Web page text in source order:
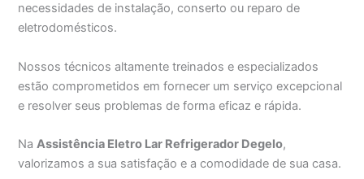
necessidades de instalação, conserto ou reparo de
eletrodomésticos.
Nossos técnicos altamente treinados e especializados
estão comprometidos em fornecer um serviço excepcional
e resolver seus problemas de forma eficaz e rápida.
NaAssistência Eletro Lar Refrigerador Degelo,
valorizamos a sua satisfação e a comodidade de sua casa.